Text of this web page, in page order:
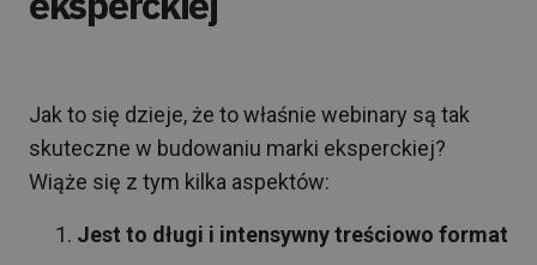
Jak to się dzieje, że to właśnie webinary są tak
skuteczne w budowaniu marki eksperckiej?
Wiąże się z tym kilka aspektów:
Jest to długi i intensywny treściowo format